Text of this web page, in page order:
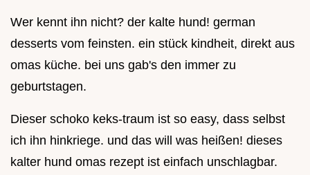
Wer kennt ihn nicht? der kalte hund! german
desserts vom feinsten. ein stück kindheit, direkt aus
omas küche. bei uns gab's den immer zu
geburtstagen.
Dieser schoko keks-traum ist so easy, dass selbst
ich ihn hinkriege. und das will was heißen! dieses
kalter hund omas rezept ist einfach unschlagbar.